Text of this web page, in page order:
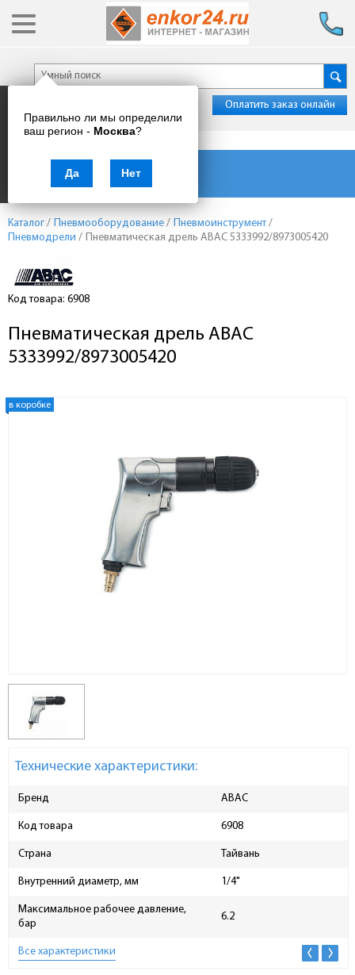
Правильно ли мы определили
ваш регион - Москва?
Да Нет
Оплатить заказ онлайн
Каталог товаров
Каталог / Пневмооборудование / Пневмоинструмент/
Пневмодрели / Пневматическая дрель ABAC 5333992/8973005420
Код товара: 6908
Пневматическая дрель ABAC
5333992/8973005420
в коробке
Технические характеристики:
Бренд ABAC
Код товара 6908
Страна Тайвань
Внутренний диаметр, мм 1/4"
Максимальное рабочее давление,
бар
6.2
Все характеристики